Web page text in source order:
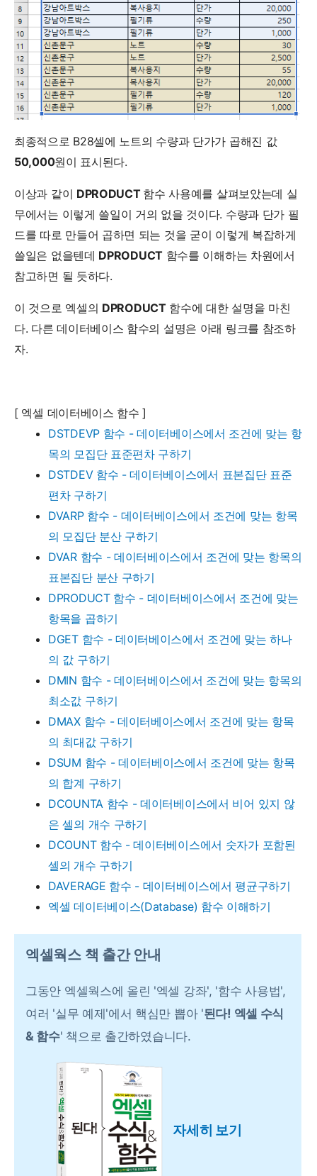
최종적으로 B28셀에 노트의 수량과 단가가 곱해진 값
50,000원이 표시된다.
이상과 같이 DPRODUCT 함수 사용예를 살펴보았는데 실
무에서는 이렇게 쓸일이 거의 없을 것이다. 수량과 단가 필
드를 따로 만들어 곱하면 되는 것을 굳이 이렇게 복잡하게
쓸일은 없을텐데 DPRODUCT함수를 이해하는 차원에서
참고하면 될 듯하다.
이 것으로 엑셀의 DPRODUCT함수에 대한 설명을 마친
다. 다른 데이터베이스 함수의 설명은 아래 링크를 참조하
자.
[ 엑셀 데이터베이스 함수 ]
DSTDEVP 함수 - 데이터베이스에서 조건에 맞는 항
목의 모집단 표준편차 구하기
DSTDEV 함수 - 데이터베이스에서 표본집단 표준
편차 구하기
DVARP 함수 - 데이터베이스에서 조건에 맞는 항목
의 모집단 분산 구하기
DVAR 함수 - 데이터베이스에서 조건에 맞는 항목의
표본집단 분산 구하기
DPRODUCT 함수 - 데이터베이스에서 조건에 맞는
항목을 곱하기
DGET 함수 - 데이터베이스에서 조건에 맞는 하나
의 값 구하기
DMIN 함수 - 데이터베이스에서 조건에 맞는 항목의
최소값 구하기
DMAX 함수 - 데이터베이스에서 조건에 맞는 항목
의 최대값 구하기
DSUM 함수 - 데이터베이스에서 조건에 맞는 항목
의 합계 구하기
DCOUNTA 함수 - 데이터베이스에서 비어 있지 않
은 셀의 개수 구하기
DCOUNT 함수 - 데이터베이스에서 숫자가 포함된
셀의 개수 구하기
DAVERAGE 함수 - 데이터베이스에서 평균구하기
엑셀 데이터베이스(Database) 함수 이해하기
엑셀웍스 책 출간 안내
그동안 엑셀웍스에 올린 '엑셀 강좌', '함수 사용법',
여러 '실무 예제'에서 핵심만 뽑아 '된다! 엑셀 수식
& 함수' 책으로 출간하였습니다.
자세히 보기